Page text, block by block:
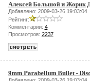
Алексей Большой и Жорик
Добавлено: 2009-03-26 19:03:04
Рейтинг:
Комментарии: 4
Просмотров: 2237
9mm Parabellum Bullet -